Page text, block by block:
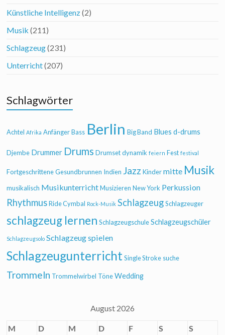
Künstliche Intelligenz(2)
Musik (211)
Schlagzeug(231)
Unterricht(207)
Schlagwörter
Achtel Afrika Anfänger Bass Berlin Big Band Blues d-drums
Djembe Drummer Drums Drumset dynamik feiern Fest festival
Fortgeschrittene Gesundbrunnen Indien Jazz Kinder mitte Musik
musikalisch Musikunterricht Musizieren New York Perkussion
Rhythmus Ride Cymbal Rock-Musik Schlagzeug Schlagzeuger
schlagzeug lernen Schlagzeugschule Schlagzeugschüler
Schlagzeugsolo Schlagzeug spielen
Schlagzeugunterricht Single Stroke suche
Trommeln Trommelwirbel Töne Wedding
August 2026
M D M D F S S